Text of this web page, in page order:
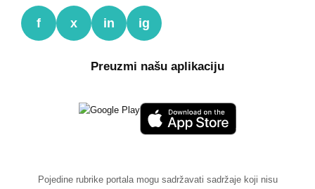
f x in ig
Preuzmi našu aplikaciju
Pojedine rubrike portala mogu sadržavati sadržaje koji nisu